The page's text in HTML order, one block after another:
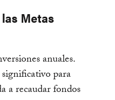
Metas
anuales.
para
a recaudar fondos